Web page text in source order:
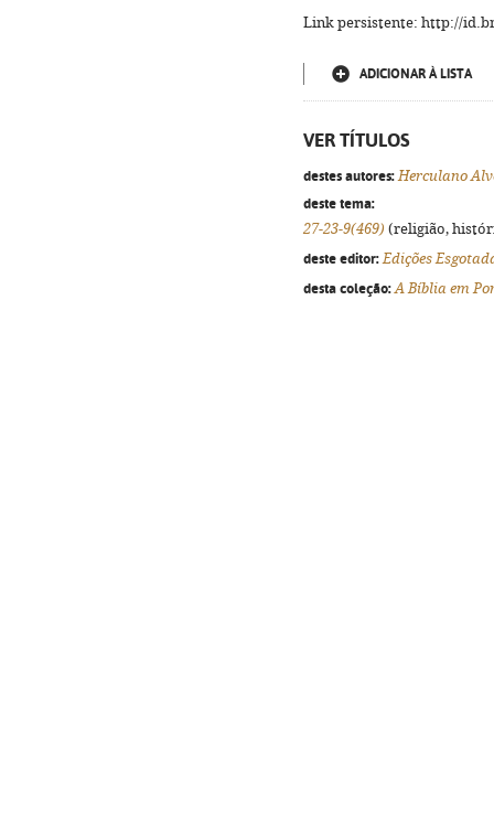
Link persistente: http://
ADICIONAR À LISTA
VER TÍTULOS
destes autores: Herculano
deste tema:
27-23-9(469) (religião,
deste editor: Edições
desta coleção: A Bíblia em